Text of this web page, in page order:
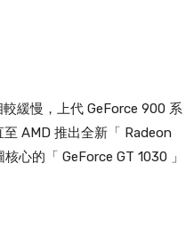
緩慢，上代 GeForce 900 系
AMD 推出全新「 Radeon
心的「 GeForce GT 1030 」